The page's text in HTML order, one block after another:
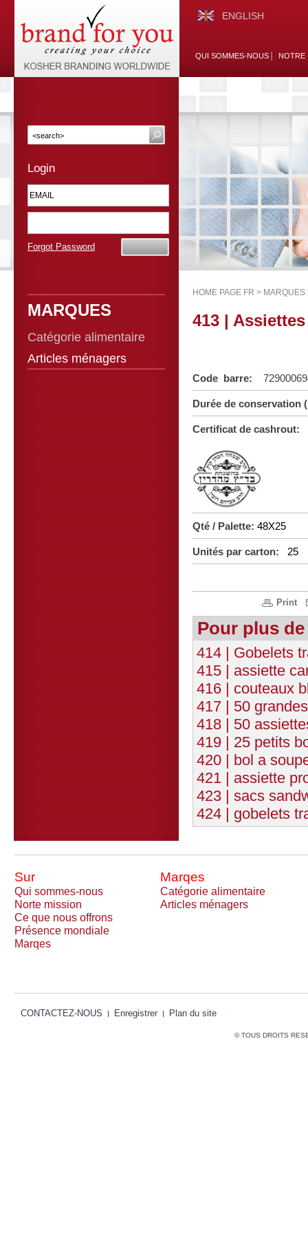
ENGLISH
QUI SOMMES-NOUS NOTRE
Login
Forgot Password
MARQUES
Catégorie alimentaire
Articles ménagers
HOME PAGE FR > MARQUES
413 |
Code barre:
Durée de conservation
Certificat de cashrout:
Qté / Palette: 48X25
Unités par carton: 25
Print
Pour plus
414 | Gobelets
415 | assiette
416 | couteaux
417 | 50
418 | 50
419 | 25 petits
420 | bol a
421 | assiette
423 | sacs
424 | gobelets
Sur Marqes
Qui sommes-nous
Catégorie alimentaire
Norte mission
Articles ménagers
Ce que nous offrons
Présence mondiale
Marqes
CONTACTEZ-NOUS Enregistrer Plan du site
© TOUS DROITS